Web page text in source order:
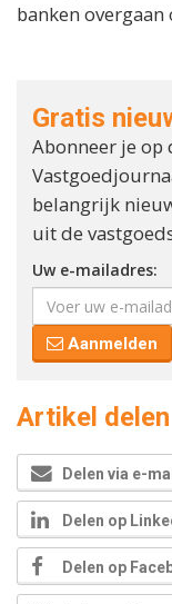
banken overgaan
Gratis
Abonneer je op
belangrijk
uit de
Uw e-mailadres:
Aanmelden
Artikel delen
Delen via e-
Delen op
Delen op